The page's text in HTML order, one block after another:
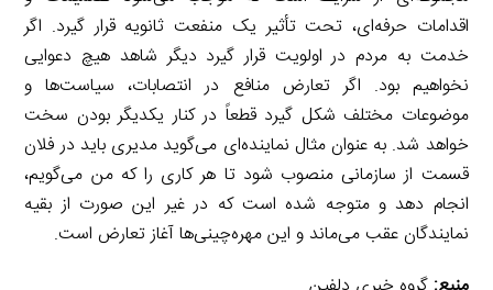
اقدامات حرفه‌ای، تحت تأثیر یک منفعت ثانویه قرار گیرد. اگر
خدمت به مردم در اولویت قرار گیرد دیگر شاهد هیچ دعوایی
نخواهیم بود. اگر تعارض منافع در انتصابات، سیاست‌ها و
موضوعات مختلف شکل گیرد قطعاً در کنار یکدیگر بودن سخت
خواهد شد. به عنوان مثال نماینده‌ای می‌گوید مدیری باید در فلان
قسمت از سازمانی منصوب شود تا هر کاری را که من می‌گویم،
انجام دهد و متوجه شده است که در غیر این صورت از بقیه
نمایندگان عقب می‌ماند و این مهره‌چینی‌ها آغاز تعارض است.